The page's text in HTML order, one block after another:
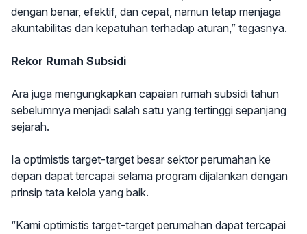
dengan benar, efektif, dan cepat, namun tetap menjaga
akuntabilitas dan kepatuhan terhadap aturan,” tegasnya.
Rekor Rumah Subsidi
Ara juga mengungkapkan capaian rumah subsidi tahun
sebelumnya menjadi salah satu yang tertinggi sepanjang
sejarah.
Ia optimistis target-target besar sektor perumahan ke
depan dapat tercapai selama program dijalankan dengan
prinsip tata kelola yang baik.
“Kami optimistis target-target perumahan dapat tercapai